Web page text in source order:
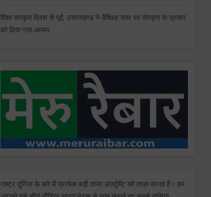
विश्व संस्कृत दिवस से पूर्व, उत्तराखण्ड ने वैश्विक स्तर पर संस्कृत के प्रसार
को दिया नया आयाम
राष्ट्र दुनिया के बारे में प्रत्येक बड़ी ताजा अंतर्दृष्टि को ताज़ा करता है। हम